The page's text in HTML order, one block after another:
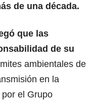
de una década.
que las
de su
ambientales de
en la
el Grupo